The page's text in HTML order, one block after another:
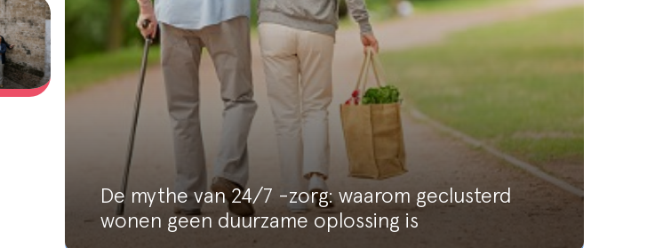
De mythe van 24/7 -zorg: waarom geclusterd
wonen geen duurzame oplossing is